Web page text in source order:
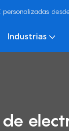
Industrias
de